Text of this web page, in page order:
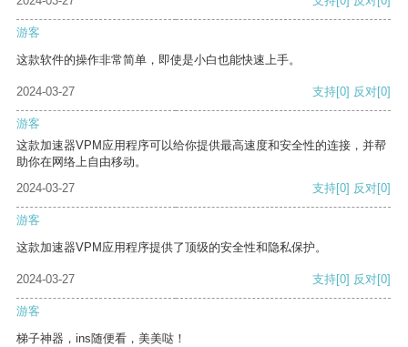
游客
这款软件的操作非常简单，即使是小白也能快速上手。
2024-03-27 支持[0] 反对[0]
游客
这款加速器VPM应用程序可以给你提供最高速度和安全性的连接，并帮
助你在网络上自由移动。
2024-03-27
支持[0] 反对[0]
游客
这款加速器VPM应用程序提供了顶级的安全性和隐私保护。
2024-03-27 支持[0] 反对[0]
游客
梯子神器，ins随便看，美美哒！